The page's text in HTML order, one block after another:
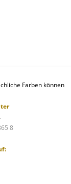
Farben können
8